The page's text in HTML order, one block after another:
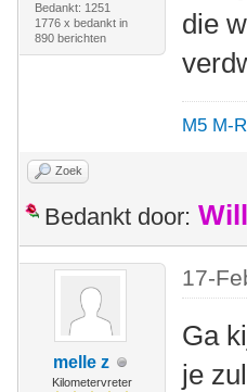
Bedankt: 1251
1776 x bedankt in
890 berichten
die
M5 M-
Zoek
Bedankt door:
melle z
Kilometervreter
17-
Ga
je